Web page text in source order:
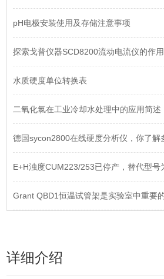
pH电极安装使用及存储注意事项
探索戈普仪器SCD8200流动电流仪的作
水质硬度单位转换表
二氧化氯在工业冷却水处理中的应用简述
德国sycon2800在线硬度分析仪，你了解
E+H浊度CUM223/253已停产，替代型号
Grant QBD1恒温试管架是实验室中重要
详细介绍